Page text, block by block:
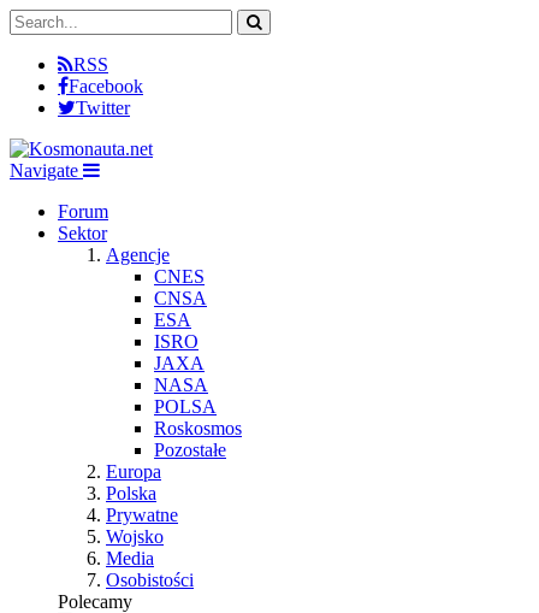
RSS
Facebook
Twitter
Navigate
Forum
Sektor
Agencje
CNES
CNSA
ESA
ISRO
JAXA
NASA
POLSA
Roskosmos
Pozostałe
Europa
Polska
Prywatne
Wojsko
Media
Osobistości
Polecamy